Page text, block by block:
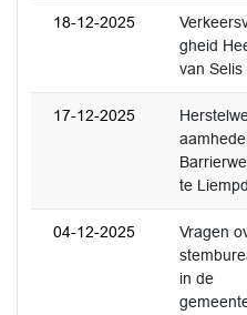
18-12-2025
gheid
van Selis
17-12-2025
te
04-12-2025
Vragen
in de